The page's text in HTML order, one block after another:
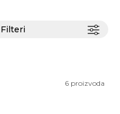
Filteri
6 proizvoda